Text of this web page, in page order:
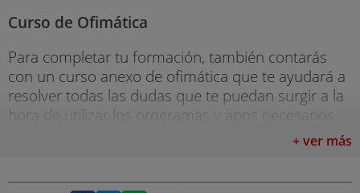
Curso de Ofimática
Para completar tu formación, también contarás
con un curso anexo de ofimática que te ayudará a
resolver todas las dudas que te puedan surgir a la
hora de utilizar los programas y apps necesarios
+ ver más